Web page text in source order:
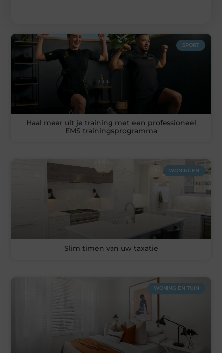
SPORT
Haal meer uit je training met een professioneel
EMS trainingsprogramma
WONINGEN
Slim timen van uw taxatie
WONING EN TUIN